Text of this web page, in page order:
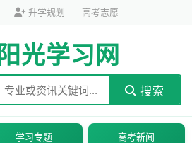
升学规划 高考志愿
阳光学习网
搜索
学习专题 高考新闻